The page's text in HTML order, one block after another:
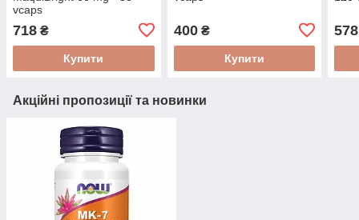
vcaps
718 ₴
Купити
400₴
Купити
578
Акційні пропозиції та новинки